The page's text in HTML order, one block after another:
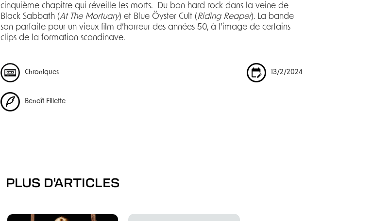
cinquième chapitre qui réveille les morts. Du bon hard rock dans la veine de
Black Sabbath (At The Mortuary) et Blue Öyster Cult (Riding Reaper). La bande
son parfaite pour un vieux film d’horreur des années 50, à l’image de certains
clips de la formation scandinave.
Chroniques
Benoît Fillette
13/2/2024
PLUS D'ARTICLES